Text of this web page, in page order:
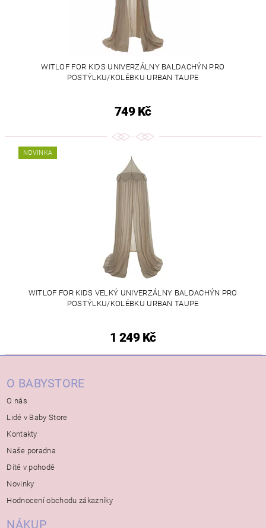
WITLOF FOR KIDS UNIVERZÁLNY BALDACHÝN PRO
POSTÝLKU/KOLÉBKU URBAN TAUPE
749 Kč
NOVINKA
WITLOF FOR KIDS VELKÝ UNIVERZÁLNY BALDACHÝN PRO
POSTÝLKU/KOLÉBKU URBAN TAUPE
1 249 Kč
O BABYSTORE
O nás
Lidé v Baby Store
Kontakty
Naše poradna
Dítě v pohodě
Novinky
Hodnocení obchodu zákazníky
NÁKUP